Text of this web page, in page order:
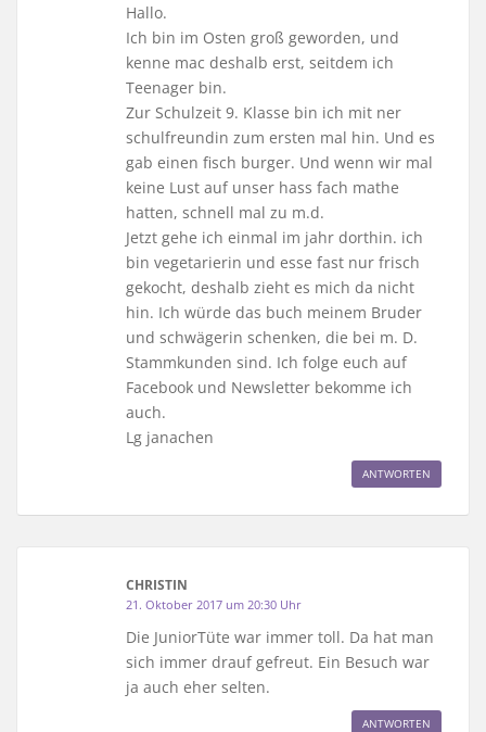
Hallo.
Ich bin im Osten groß geworden, und
kenne mac deshalb erst, seitdem ich
Teenager bin.
Zur Schulzeit 9. Klasse bin ich mit ner
schulfreundin zum ersten mal hin. Und es
gab einen fisch burger. Und wenn wir mal
keine Lust auf unser hass fach mathe
hatten, schnell mal zu m.d.
Jetzt gehe ich einmal im jahr dorthin. ich
bin vegetarierin und esse fast nur frisch
gekocht, deshalb zieht es mich da nicht
hin. Ich würde das buch meinem Bruder
und schwägerin schenken, die bei m. D.
Stammkunden sind. Ich folge euch auf
Facebook und Newsletter bekomme ich
auch.
Lg janachen
ANTWORTEN
CHRISTIN
21. Oktober 2017 um 20:30 Uhr
Die JuniorTüte war immer toll. Da hat man
sich immer drauf gefreut. Ein Besuch war
ja auch eher selten.
ANTWORTEN